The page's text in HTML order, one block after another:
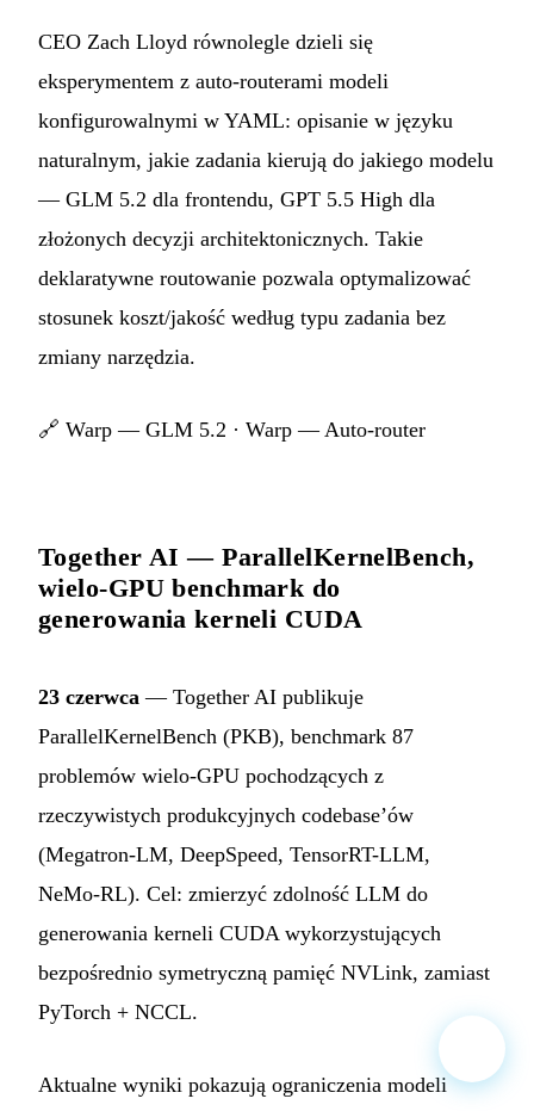
CEO Zach Lloyd równolegle dzieli się
eksperymentem z auto-routerami modeli
konfigurowalnymi w YAML: opisanie w języku
naturalnym, jakie zadania kierują do jakiego modelu
— GLM 5.2 dla frontendu, GPT 5.5 High dla
złożonych decyzji architektonicznych. Takie
deklaratywne routowanie pozwala optymalizować
stosunek koszt/jakość według typu zadania bez
zmiany narzędzia.
🔗 Warp — GLM 5.2 · Warp — Auto-router
Together AI — ParallelKernelBench,
wielo-GPU benchmark do
generowania kerneli CUDA
23 czerwca — Together AI publikuje
ParallelKernelBench (PKB), benchmark 87
problemów wielo-GPU pochodzących z
rzeczywistych produkcyjnych codebase’ów
(Megatron-LM, DeepSpeed, TensorRT-LLM,
NeMo-RL). Cel: zmierzyć zdolność LLM do
generowania kerneli CUDA wykorzystujących
bezpośrednio symetryczną pamięć NVLink, zamiast
PyTorch + NCCL.
Aktualne wyniki pokazują ograniczenia modeli